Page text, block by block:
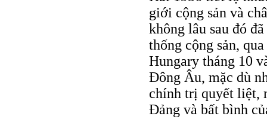
giới cộng sản và
không lâu sau đó
thống cộng sản,
Hungary tháng 10
Đông Âu, mặc dù
chính trị quyết liệt,
Đảng và bất bình